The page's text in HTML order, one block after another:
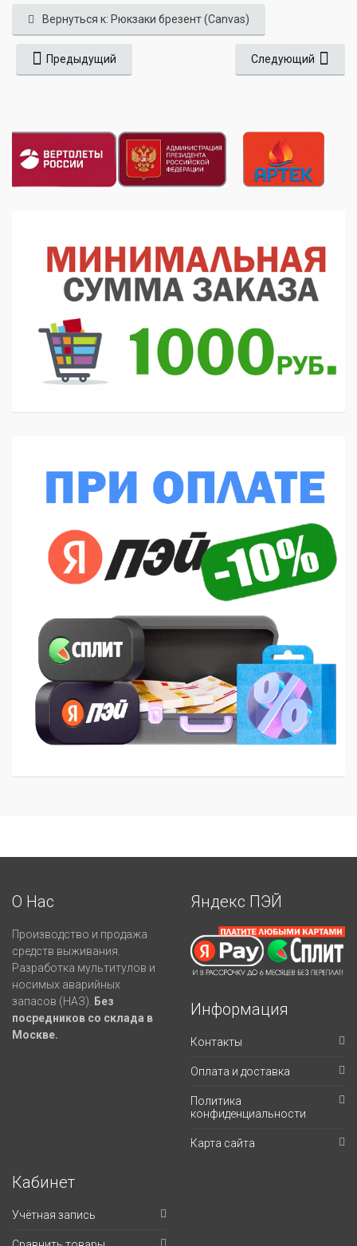
Вернуться к: Рюкзаки брезент (Canvas)
Предыдущий Следующий
О Нас
Производство и продажа
средств выживания.
Разработка мультитулов и
носимых аварийных
запасов (НАЗ).
Без
посредников со склада в
Москве.
Яндекс ПЭЙ
Информация
Контакты
Оплата и доставка
Политика
конфиденциальности
Карта сайта
Кабинет
Учётная запись